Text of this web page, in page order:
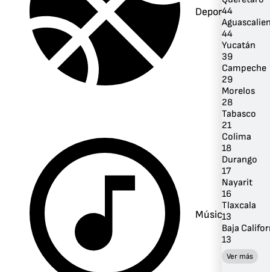
Deportes
Música
44
44
Yucatán
39
Campeche
29
Morelos
28
Tabasco
21
Colima
18
Durango
17
Nayarit
16
Tlaxcala
13
Baja
13
Ver más